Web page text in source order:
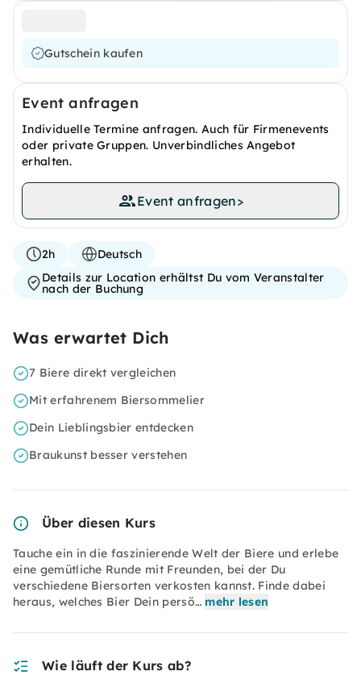
Gutschein kaufen
Event anfragen
Individuelle Termine anfragen. Auch für Firmenevents
oder private Gruppen. Unverbindliches Angebot
erhalten.
Event anfragen>
2h
Deutsch
Details zur Location erhältst Du vom Veranstalter
nach der Buchung
Was erwartet Dich
7 Biere direkt vergleichen
Mit erfahrenem Biersommelier
Dein Lieblingsbier entdecken
Braukunst besser verstehen
Über diesen Kurs
Tauche ein in die faszinierende Welt der Biere und erlebe
eine gemütliche Runde mit Freunden, bei der Du
verschiedene Biersorten verkosten kannst. Finde dabei
heraus, welches Bier Dein persö… mehr lesen
Wie läuft der Kurs ab?